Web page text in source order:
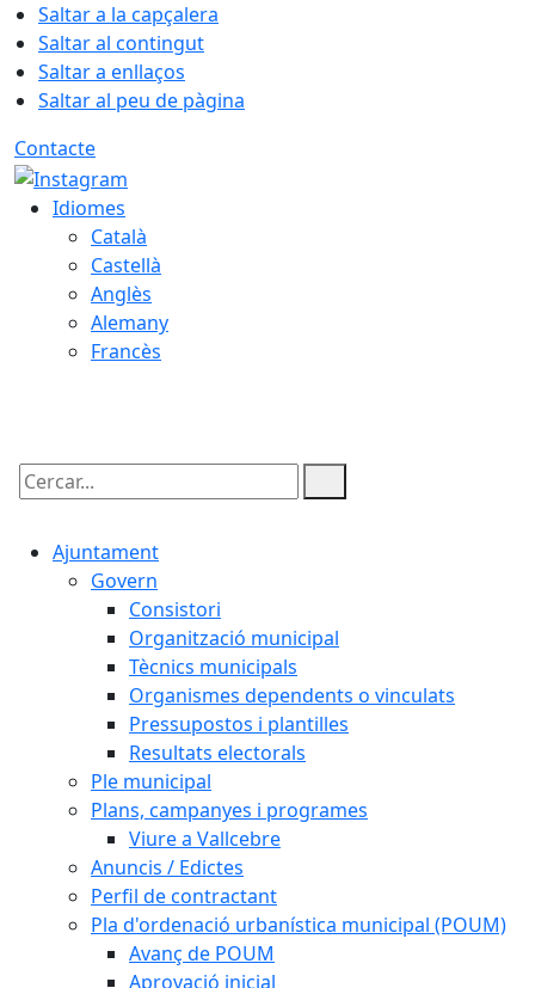
Saltar a la capçalera
Saltar al contingut
Saltar a enllaços
Saltar al peu de pàgina
Contacte
Idiomes
Català
Castellà
Anglès
Alemany
Francès
Cercar:
Ajuntament
Govern
Consistori
Organització municipal
Tècnics municipals
Organismes dependents o vinculats
Pressupostos i plantilles
Resultats electorals
Ple municipal
Plans, campanyes i programes
Viure a Vallcebre
Anuncis / Edictes
Perfil de contractant
Pla d'ordenació urbanística municipal (POUM)
Avanç de POUM
Aprovació inicial